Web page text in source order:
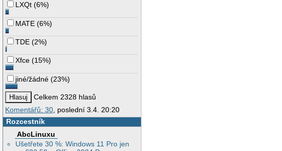
LXQt (6%)
MATE (6%)
TDE (2%)
Xfce (15%)
jiné/žádné (23%)
Celkem 2328 hlasů
Komentářů: 30, poslední 3.4. 20:20
Rozcestník
AbcLinuxu
Ušetřete 30 %: Windows 11 Pro jen